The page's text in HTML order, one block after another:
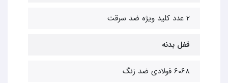
2 عدد کلید ویژه ضد سرقت
قفل بدنه
6068 فولادی ضد زنگ